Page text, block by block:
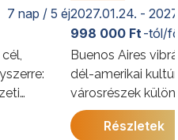
7 nap / 5 éj
a
2027.01.24. -
Buenos Aires
dél-amerikai
városrészek
kínálja. A program
megismerkedhet
998 000 Ft-tól/
Részletek